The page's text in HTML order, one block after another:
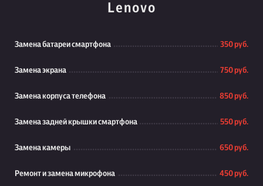
Lenovo
Замена батареи смартфона 350 руб.
Замена экрана 750 руб.
Замена корпуса телефона 850 руб.
Замена задней крышки смартфона 550 руб.
Замена камеры 650 руб.
Ремонт и замена микрофона 450 руб.